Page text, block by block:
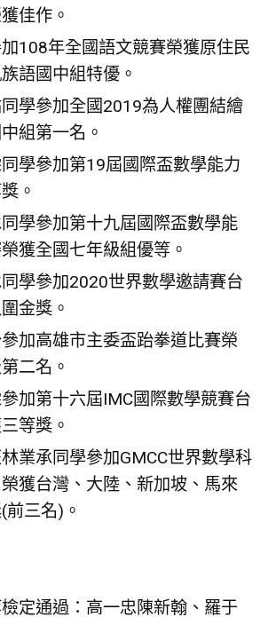
佳作。
108年全國語文競賽榮獲原住民
語國中組特優。
學參加全國2019為人權團結繪
組第一名。
學參加第19屆國際盃數學能力
。
學參加第十九屆國際盃數學能
獲全國七年級組優等。
學參加2020世界數學邀請賽台
金獎。
加高雄市主委盃跆拳道比賽榮
二名。
加第十六屆IMC國際數學競賽台
等獎。
業承同學參加GMCC世界數學科
獲台灣、大陸、新加坡、馬來
三名)。
定通過：高一忠陳新翰、羅于